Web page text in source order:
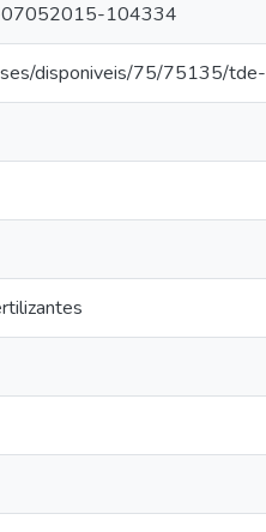
104334
disponiveis/75/75135/